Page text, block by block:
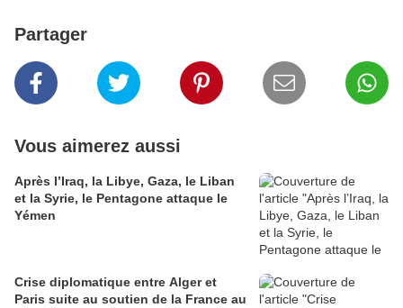
Partager
Vous aimerez aussi
Après l’Iraq, la Libye, Gaza, le Liban
et la Syrie, le Pentagone attaque le
Yémen
Crise diplomatique entre Alger et
Paris suite au soutien de la France au